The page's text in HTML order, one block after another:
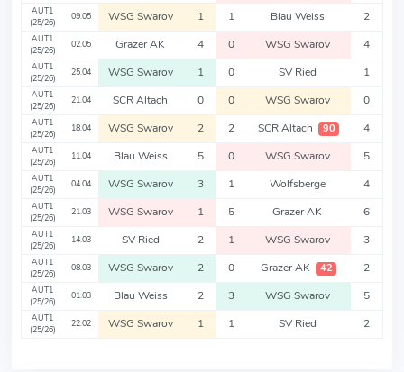
AUT1
(25/26)
09.05 WSG Swarov 1 1 Blau Weiss 2
AUT1
(25/26)
02.05 Grazer AK 4 0 WSG Swarov 4
AUT1
(25/26)
25.04 WSG Swarov 1 0 SV Ried 1
AUT1
(25/26)
21.04 SCR Altach 0 0 WSG Swarov 0
AUT1
(25/26)
18.04 WSG Swarov 2 2 SCR Altach 90 4
AUT1
(25/26)
11.04 Blau Weiss 5 0 WSG Swarov 5
AUT1
(25/26)
04.04 WSG Swarov 3 1 Wolfsberge 4
AUT1
(25/26)
21.03 WSG Swarov 1 5 Grazer AK 6
AUT1
(25/26)
14.03 SV Ried 2 1 WSG Swarov 3
AUT1
(25/26)
08.03 WSG Swarov 2 0 Grazer AK 42 2
AUT1
(25/26)
01.03 Blau Weiss 2 3 WSG Swarov 5
AUT1
(25/26)
22.02 WSG Swarov 1 1 SV Ried 2